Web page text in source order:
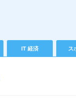
IT 経済 ス